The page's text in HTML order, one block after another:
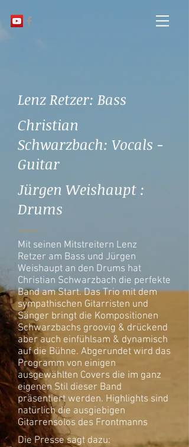
Lenz Retzer: Bass
Christian
Schwarzbach: Vocals -
Guitar
Jürgen Weishaupt :
Drums
Mit seinen Mitstreitern Lenz
Retzer am Bass und Jürgen
Weishaupt an den Drums hat
Christian Schwarzbach die perfekte
Band am Start. Das Trio mit dem
sympathischen Gitarristen und
Sänger bringt die Kompositionen
Schwarzbachs groovig & drückend
aber auch einfühlsam & dynamisch
auf die Bühne. Abgerundet wird das
Programm von einigen
ausgewählten Covers die im ganz
eigenen Stil dieser Band
präsentiert werden. Highlights sind
natürlich die ausgiebigen
Gitarrensolos des Frontmanns
Die Presse sagt dazu: